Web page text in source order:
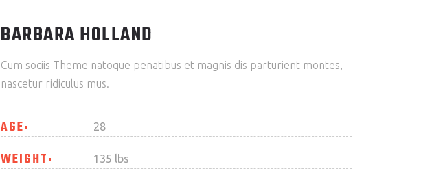
BARBARA HOLLAND
Cum sociis Theme natoque penatibus et magnis dis parturient montes,
nascetur ridiculus mus.
AGE 28
WEIGHT 135 lbs